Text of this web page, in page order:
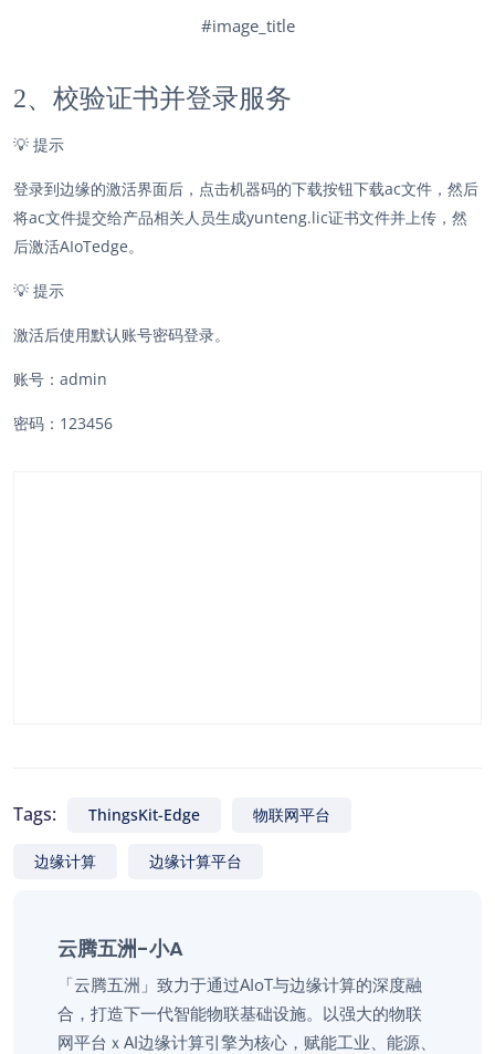
#image_title
2、校验证书并登录服务
💡 提示
登录到边缘的激活界面后，点击机器码的下载按钮下载ac文件，然后
将ac文件提交给产品相关人员生成yunteng.lic证书文件并上传，然
后激活AIoTedge。
💡 提示
激活后使用默认账号密码登录。
账号：admin
密码：123456
Tags: ThingsKit-Edge 物联网平台
边缘计算 边缘计算平台
云腾五洲-小A
「云腾五洲」致力于通过AIoT与边缘计算的深度融
合，打造下一代智能物联基础设施。以强大的物联
网平台ｘAI边缘计算引擎为核心，赋能工业、能源、